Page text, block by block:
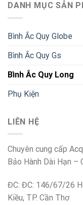
DANH MỤC SẢN
Bình Ắc Quy Globe
Bình Ắc Quy Gs
Bình Ắc Quy Long
Phụ Kiện
LIÊN HỆ
Chuyên cung cấp
Bảo Hành Dài Hạn –
ĐC: ĐC: 146/67/26
Kiều, TP. Cần Thơ